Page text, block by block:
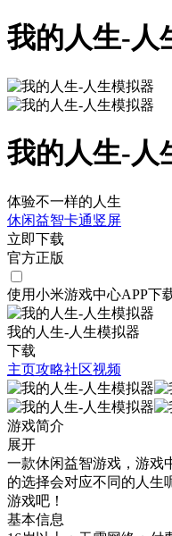
我的人生-人
我的人生-人
体验不一样的人生
休闲益智卡通竖屏
立即下载
官方正版
使用小米游戏中心APP下
我的人生-人生模拟器
下载
主页攻略社区视频
游戏简介
展开
一款休闲益智游戏，游戏
的选择会对应不同的人生
游戏吧！
基本信息